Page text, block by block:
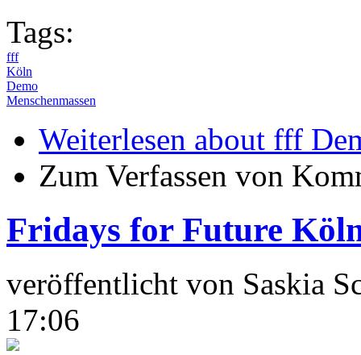
Tags:
fff
Köln
Demo
Menschenmassen
Weiterlesen about fff
Zum Verfassen von
Fridays for Future
veröffentlicht von Saskia
17:06